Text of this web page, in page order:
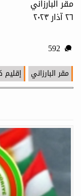
مقر البارزاني
٢٦ آذار ٢٠٢٣
مقر البارزاني إقليم